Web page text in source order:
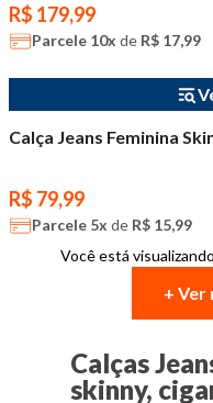
R$ 179,99
Parcele 10x de R$ 17,99
Calça Jeans Feminina
R$ 79,99
Parcele 5x de R$ 15,99
Você está visualizando
+ Ver
Calças
skinny,